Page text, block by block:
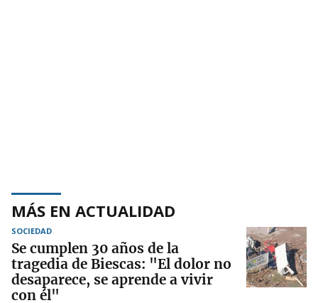
MÁS EN ACTUALIDAD
SOCIEDAD
Se cumplen 30 años de la
tragedia de Biescas: "El dolor no
desaparece, se aprende a vivir
con él"